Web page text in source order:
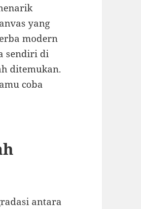
yang
modern
sendiri di
ditemukan.
coba
antara